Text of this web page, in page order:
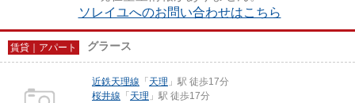
ソレイユへのお問い合わせはこちら
賃貸｜アパート グラース
近鉄天理線 「 天理 」駅 徒歩17分
桜井線 「 天理 」駅 徒歩17分